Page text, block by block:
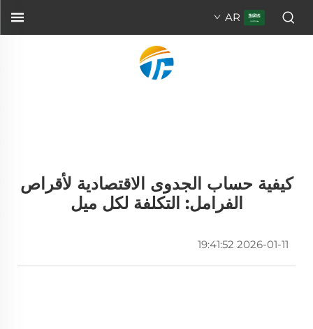
AR
كيفية حساب الجدوى الاقتصادية لأقراص
الفرامل: التكلفة لكل ميل
2026-01-11 19:41:52